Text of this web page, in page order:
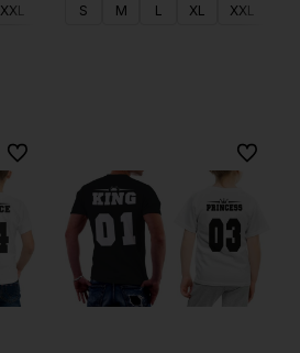
XXL S M L XL XXL
Do ulubionych Do